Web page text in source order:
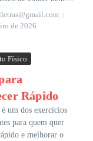
de 2026
Físico
Rápido
um dos exercícios
para quem quer
e melhorar o